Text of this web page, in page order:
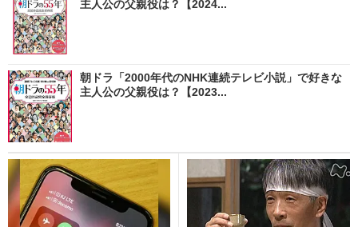
主人公の父親役は？【2024...
朝ドラ「2000年代のNHK連続テレビ小説」で好きな
主人公の父親役は？【2023...